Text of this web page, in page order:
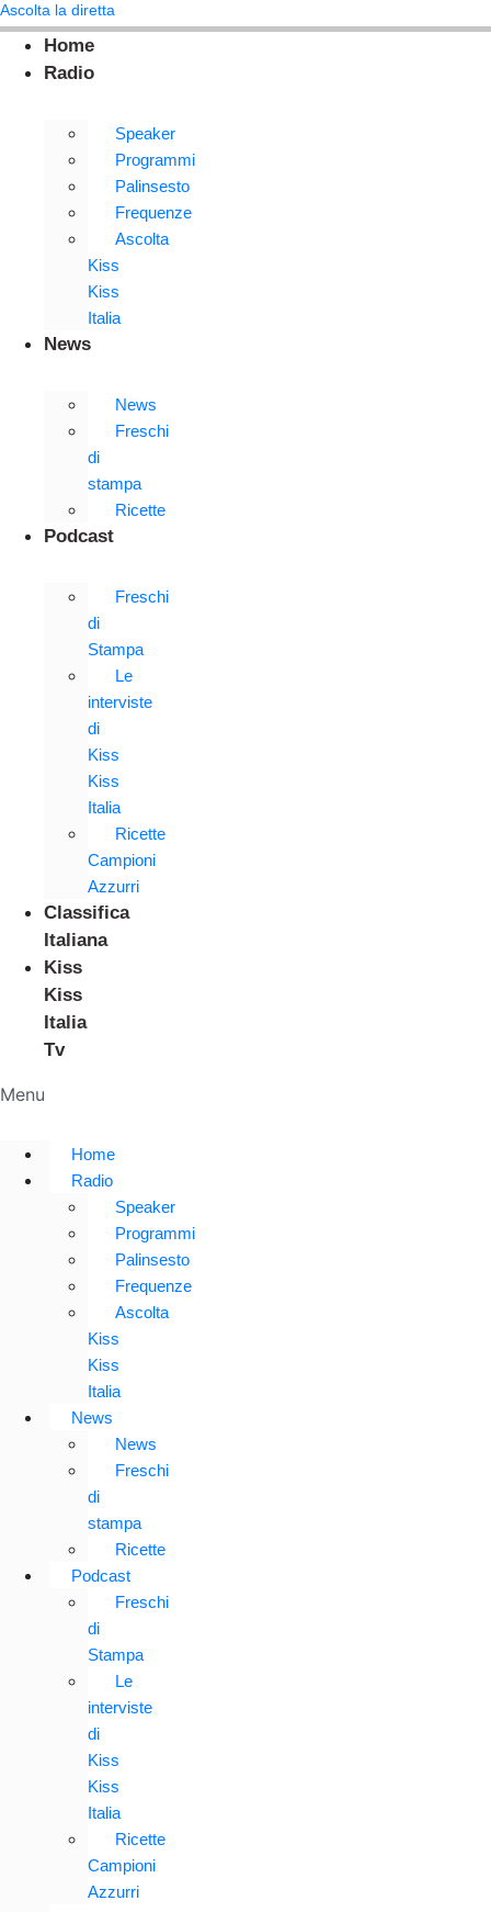
Ascolta la diretta
Home
Radio
Speaker
Programmi
Palinsesto
Frequenze
Ascolta
Kiss
Kiss
Italia
News
News
Freschi
di
stampa
Ricette
Podcast
Freschi
di
Stampa
Le
interviste
di
Kiss
Kiss
Italia
Ricette
Campioni
Azzurri
Classifica
Italiana
Kiss
Kiss
Italia
Tv
Menu
Home
Radio
Speaker
Programmi
Palinsesto
Frequenze
Ascolta
Kiss
Kiss
Italia
News
News
Freschi
di
stampa
Ricette
Podcast
Freschi
di
Stampa
Le
interviste
di
Kiss
Kiss
Italia
Ricette
Campioni
Azzurri